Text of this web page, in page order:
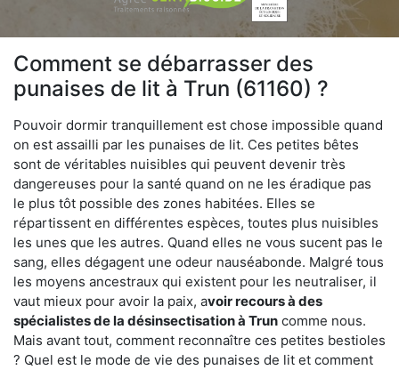
Comment se débarrasser des
punaises de lit à Trun (61160) ?
Pouvoir dormir tranquillement est chose impossible quand
on est assailli par les punaises de lit. Ces petites bêtes
sont de véritables nuisibles qui peuvent devenir très
dangereuses pour la santé quand on ne les éradique pas
le plus tôt possible des zones habitées. Elles se
répartissent en différentes espèces, toutes plus nuisibles
les unes que les autres. Quand elles ne vous sucent pas le
sang, elles dégagent une odeur nauséabonde. Malgré tous
les moyens ancestraux qui existent pour les neutraliser, il
vaut mieux pour avoir la paix, avoir recours à des
spécialistes de la désinsectisation à Trun comme nous.
Mais avant tout, comment reconnaître ces petites bestioles
? Quel est le mode de vie des punaises de lit et comment